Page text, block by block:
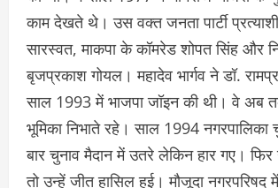
काम देखते थे। उस वक्त जनता पार्टी
सारस्वत, माकपा के कॉमरेड शोपत सिंह और
बृजप्रकाश गोयल। महादेव भार्गव ने डॉ.
साल 1993 में भाजपा जॉइन की थी। वे अब
भूमिका निभाते रहे। साल 1994 नगरपालिका
बार चुनाव मैदान में उतरे लेकिन हार गए।
तो उन्हें जीत हासिल हुई। मौजूदा नगरपरिषद में